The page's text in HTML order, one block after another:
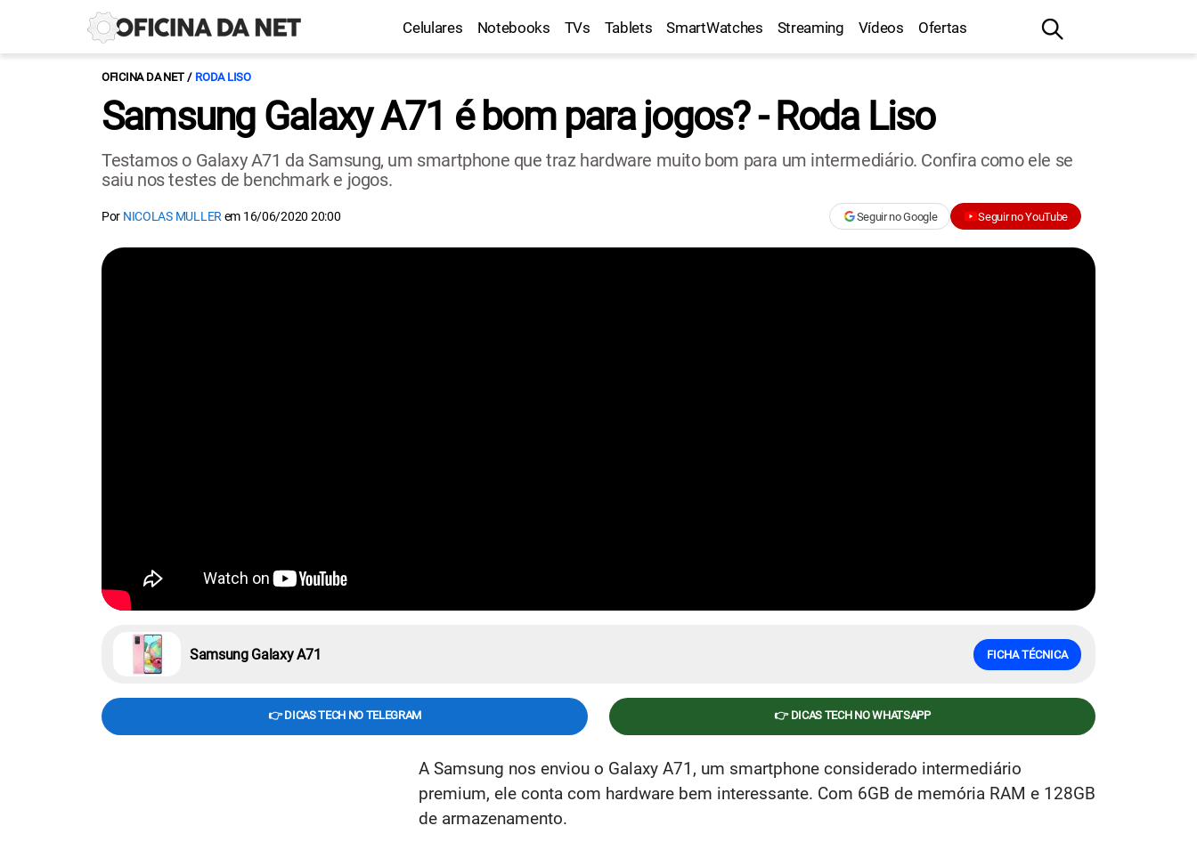
Celulares Notebooks TVs Tablets SmartWatches Streaming Vídeos Ofertas
OFICINA DA NET RODA LISO
Samsung Galaxy A71 é bom para jogos? - Roda Liso
Testamos o Galaxy A71 da Samsung, um smartphone que traz hardware muito bom para um intermediário. Confira como ele se
saiu nos testes de benchmark e jogos.
Por NICOLAS MULLER em 16/06/2020 20:00 Seguir no Google Seguir no YouTube
Samsung Galaxy A71 FICHA TÉCNICA
👉 DICAS TECH NO TELEGRAM 👉 DICAS TECH NO WHATSAPP
A Samsung nos enviou o Galaxy A71, um smartphone considerado intermediário
premium, ele conta com hardware bem interessante. Com 6GB de memória RAM e 128GB
de armazenamento.